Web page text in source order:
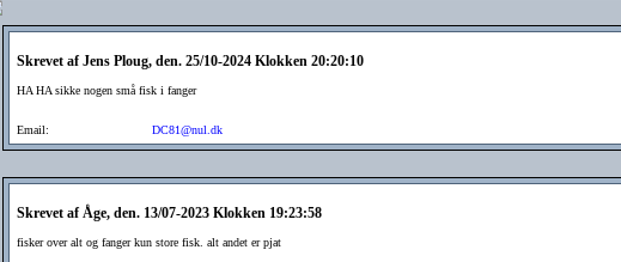
Skrevet af Jens Ploug, den. 25/10-2024 Klokken 20:20:10
HA HA sikke nogen små fisk i fanger
Email: DC81@nul.dk
Skrevet af Åge, den. 13/07-2023 Klokken 19:23:58
fisker over alt og fanger kun store fisk. alt andet er pjat